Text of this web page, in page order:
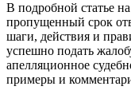
В подробной статье
пропущенный срок
шаги, действия и
успешно подать
апелляционное
примеры и